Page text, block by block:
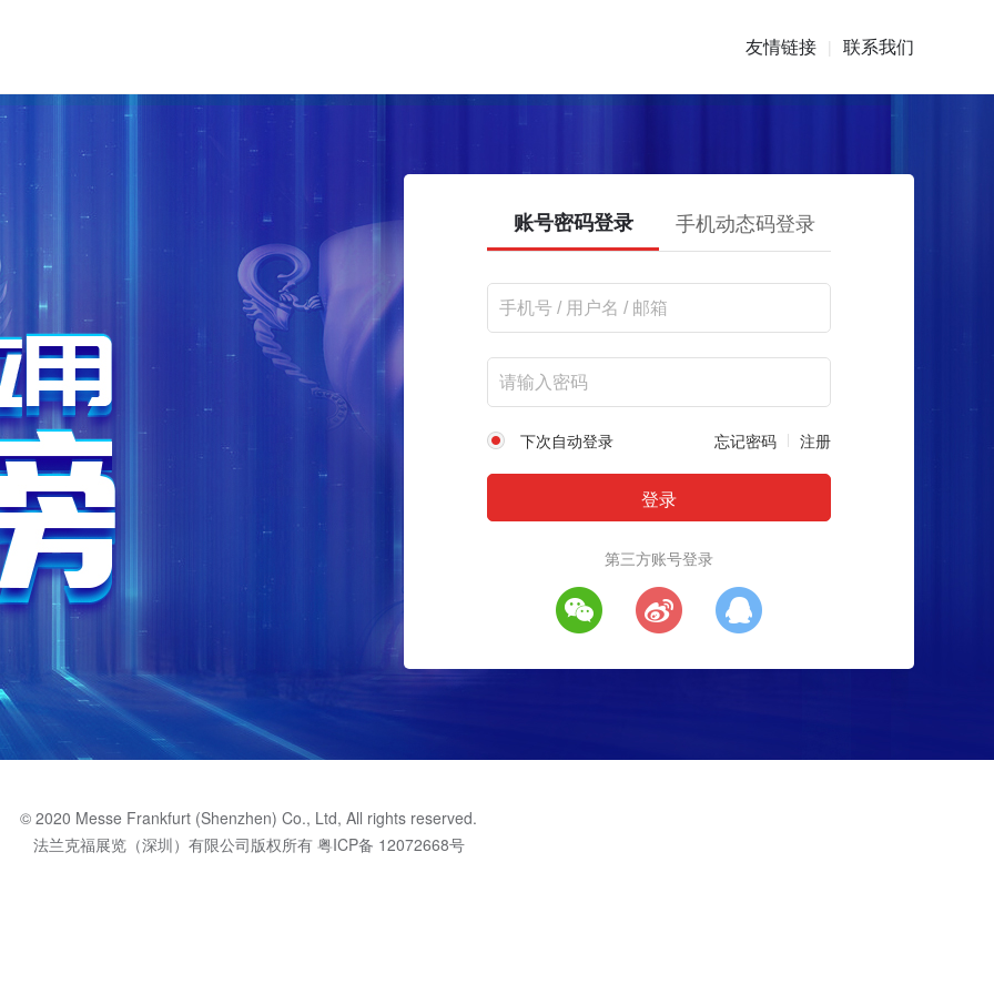
友情链接 | 联系我们
账号密码登录 手机动态码登录
下次自动登录 忘记密码 注册
第三方账号登录
© 2020 Messe Frankfurt (Shenzhen) Co., Ltd, All rights reserved.
法兰克福展览（深圳）有限公司版权所有 粤ICP备 12072668号